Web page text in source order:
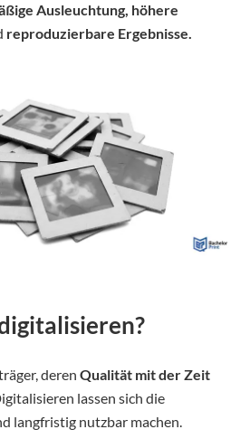
Ausleuchtung, höhere
reproduzierbare Ergebnisse.
deren Qualität mit der Zeit
lassen sich die
langfristig nutzbar machen.